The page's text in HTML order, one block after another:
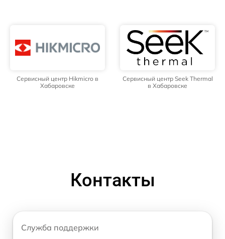
Сервисный центр Hikmicro в
Хабаровске
Сервисный центр Seek Thermal
в Хабаровске
Контакты
Служба поддержки